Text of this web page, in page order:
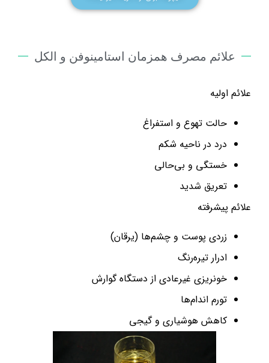
علائم مصرف همزمان استامینوفن و الکل
علائم اولیه
حالت تهوع و استفراغ
درد در ناحیه شکم
خستگی و بی‌حالی
تعریق شدید
علائم پیشرفته
زردی پوست و چشم‌ها (یرقان)
ادرار تیره‌رنگ
خونریزی غیرعادی از دستگاه گوارش
تورم اندام‌ها
کاهش هوشیاری و گیجی